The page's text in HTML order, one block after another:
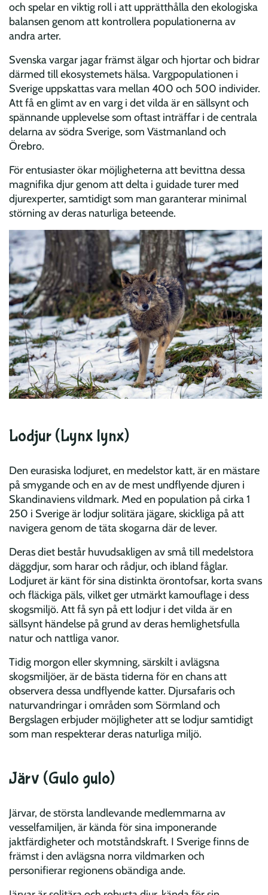
och spelar en viktig roll i att upprätthålla den ekologiska
balansen genom att kontrollera populationerna av
andra arter.
Svenska vargar jagar främst älgar och hjortar och bidrar
därmed till ekosystemets hälsa. Vargpopulationen i
Sverige uppskattas vara mellan 400 och 500 individer.
Att få en glimt av en varg i det vilda är en sällsynt och
spännande upplevelse som oftast inträffar i de centrala
delarna av södra Sverige, som Västmanland och
Örebro.
För entusiaster ökar möjligheterna att bevittna dessa
magnifika djur genom att delta i guidade turer med
djurexperter, samtidigt som man garanterar minimal
störning av deras naturliga beteende.
Lodjur (Lynx lynx)
Den eurasiska lodjuret, en medelstor katt, är en mästare
på smygande och en av de mest undflyende djuren i
Skandinaviens vildmark. Med en population på cirka 1
250 i Sverige är lodjur solitära jägare, skickliga på att
navigera genom de täta skogarna där de lever.
Deras diet består huvudsakligen av små till medelstora
däggdjur, som harar och rådjur, och ibland fåglar.
Lodjuret är känt för sina distinkta örontofsar, korta svans
och fläckiga päls, vilket ger utmärkt kamouflage i dess
skogsmiljö. Att få syn på ett lodjur i det vilda är en
sällsynt händelse på grund av deras hemlighetsfulla
natur och nattliga vanor.
Tidig morgon eller skymning, särskilt i avlägsna
skogsmiljöer, är de bästa tiderna för en chans att
observera dessa undflyende katter. Djursafaris och
naturvandringar i områden som Sörmland och
Bergslagen erbjuder möjligheter att se lodjur samtidigt
som man respekterar deras naturliga miljö.
Järv (Gulo gulo)
Järvar, de största landlevande medlemmarna av
vesselfamiljen, är kända för sina imponerande
jaktfärdigheter och motståndskraft. I Sverige finns de
främst i den avlägsna norra vildmarken och
personifierar regionens obändiga ande.